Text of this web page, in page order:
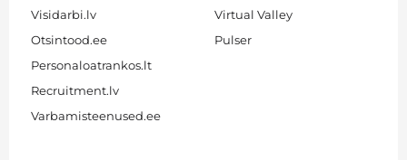
Visidarbi.lv
Otsintood.ee
Personaloatrankos.lt
Recruitment.lv
Varbamisteenused.ee
Virtual Valley
Pulser